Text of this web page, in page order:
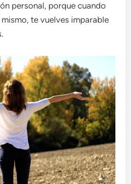
personal, porque cuando
te vuelves imparable